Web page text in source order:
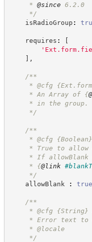
* @since 6.2.0
*/
isRadioGroup :
requires :
[
'
] ,
/**
* @cfg
* An Array of {
* in the group.
*/
/**
* @cfg {Boolean}
* True to allow
* If allowBlank =
* {@link
*/
allowBlank
: true
/**
* @cfg {String}
* Error text to
* @locale
*/